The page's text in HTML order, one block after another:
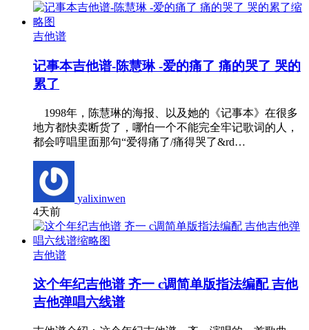
吉他谱
记事本吉他谱-陈慧琳 -爱的痛了 痛的哭了 哭的
累了
1998年，陈慧琳的海报、以及她的《记事本》在很多
地方都快卖断货了，哪怕一个不能完全牢记歌词的人，
都会哼唱里面那句“爱得痛了/痛得哭了&rd…
yalixinwen
4天前
吉他谱
这个年纪吉他谱 齐一 c调简单版指法编配 吉他
吉他弹唱六线谱